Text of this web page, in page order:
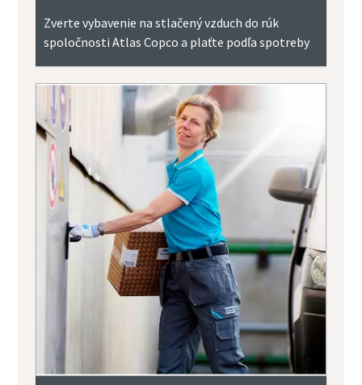
Zverte vybavenie na stlačený vzduch do rúk
spoločnosti Atlas Copco a plaťte podľa spotreby